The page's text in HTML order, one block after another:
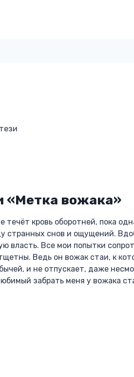
«Метка вожака»
течёт кровь оборотней, пока
странных снов и ощущений.
власть. Все мои попытки
Ведь он вожак стаи, к
и не отпускает, даже
забрать меня у вожака